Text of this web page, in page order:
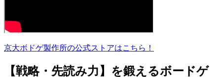
京大ボドゲ製作所の公式ストアはこちら！
【戦略・先読み力】を鍛えるボードゲ